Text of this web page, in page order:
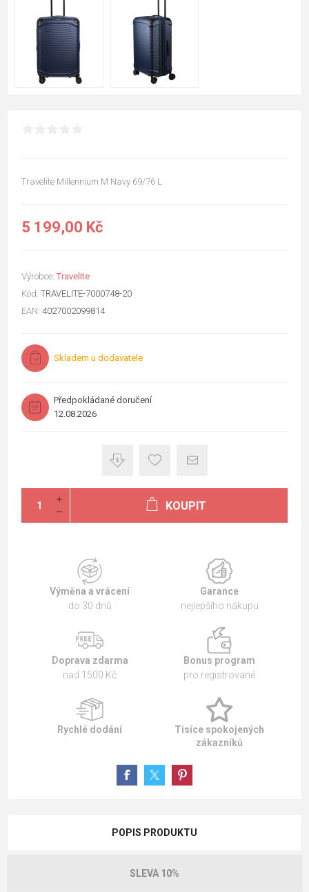
Travelite Millennium M Navy 69/76 L
5 199,00 Kč
Výrobce: Travelite
Kód: TRAVELITE-7000748-20
EAN: 4027002099814
Skladem u dodavatele
Předpokládané doručení
12.08.2026
KOUPIT
Výměna a vrácení
do 30 dnů
Garance
nejlepšího nákupu
Doprava zdarma
nad 1500 Kč
Bonus program
pro registrované
Rychlé dodání
Tisíce spokojených
zákazníků
POPIS PRODUKTU
SLEVA 10%